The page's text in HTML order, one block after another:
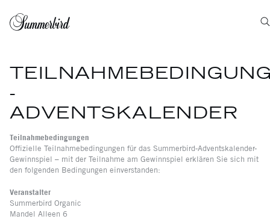
-
ADVENTSKALENDER
Teilnahmebedingungen
Offizielle Teilnahmebedingungen für das Summerbird-Adventskalender-
Gewinnspiel – mit der Teilnahme am Gewinnspiel erklären Sie sich mit
den folgenden Bedingungen einverstanden:
Veranstalter
Summerbird Organic
Mandel Alleen 6